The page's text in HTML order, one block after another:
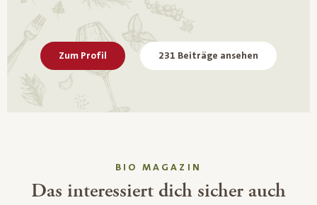
Zum Profil 231 Beiträge ansehen
BIO MAGAZIN
Das interessiert dich sicher auch